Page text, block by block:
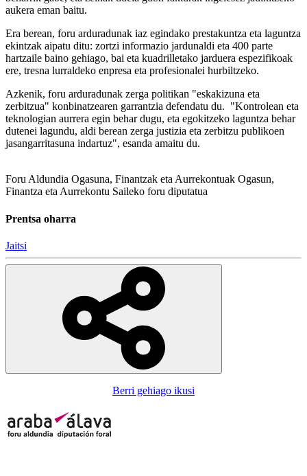
aukera eman baitu.
Era berean, foru arduradunak iaz egindako prestakuntza eta laguntza
ekintzak aipatu ditu: zortzi informazio jardunaldi eta 400 parte
hartzaile baino gehiago, bai eta kuadrilletako jarduera espezifikoak
ere, tresna lurraldeko enpresa eta profesionalei hurbiltzeko.
Azkenik, foru arduradunak zerga politikan "eskakizuna eta
zerbitzua" konbinatzearen garrantzia defendatu du. "Kontrolean eta
teknologian aurrera egin behar dugu, eta egokitzeko laguntza behar
dutenei lagundu, aldi berean zerga justizia eta zerbitzu publikoen
jasangarritasuna indartuz", esanda amaitu du.
Foru Aldundia Ogasuna, Finantzak eta Aurrekontuak Ogasun,
Finantza eta Aurrekontu Saileko foru diputatua
Prentsa oharra
Jaitsi
Berri gehiago ikusi